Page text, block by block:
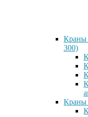
Краны
300)
Краны